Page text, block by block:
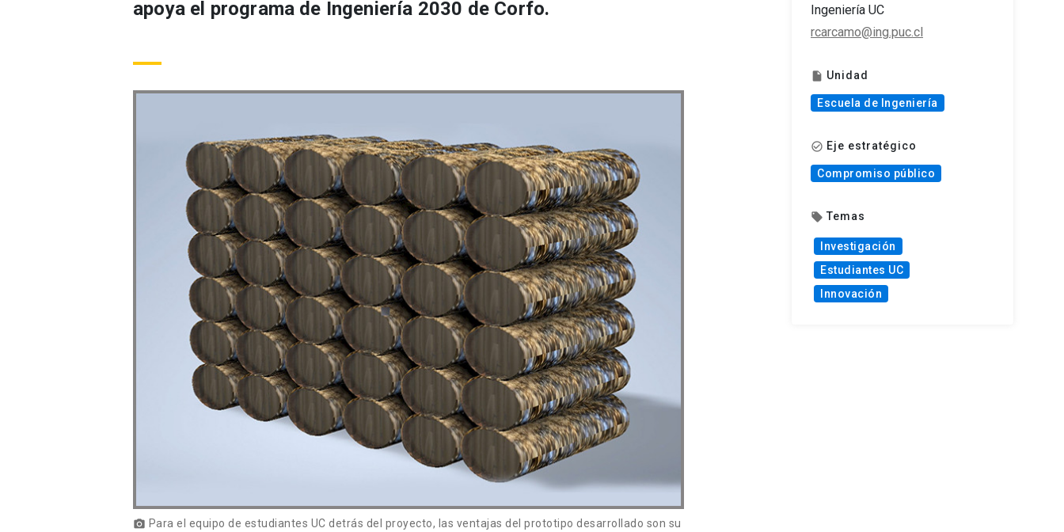
apoya el programa de Ingeniería 2030 de Corfo.
photo_camera Para el equipo de estudiantes UC detrás del proyecto, las ventajas del prototipo desarrollado son su
Ingeniería UC
rcarcamo@ing.puc.cl
insert_drive_file Unidad
Escuela de Ingeniería
check_circle_outline Eje estratégico
Compromiso público
local_offer Temas
Investigación
Estudiantes UC
Innovación